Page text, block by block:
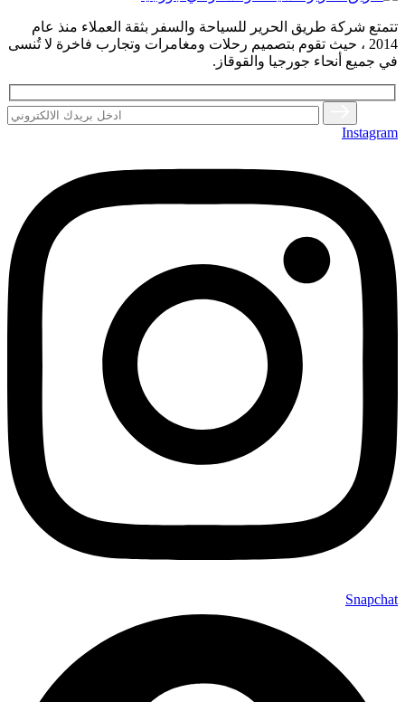
تتمتع شركة طريق الحرير للسياحة والسفر بثقة العملاء منذ عام
2014 ، حيث تقوم بتصميم رحلات ومغامرات وتجارب فاخرة لا تُنسى
في جميع أنحاء جورجيا والقوقاز.
Instagram
Snapchat